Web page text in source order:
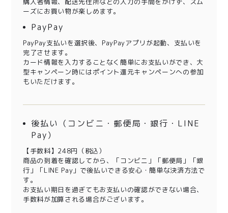
ーズにお買い物が楽しめます。
PayPay
PayPay支払いを選択後、PayPayアプリが起動、支払いを
完了させます。
カード情報を入力することなく簡単にお支払いができ、大
型キャンペーン時にはポイント還元キャンペーンへの参加
もいただけます。
後払い（コンビニ・郵便局・銀行・LINE
Pay）
【手数料】248円（税込）
商品の到着を確認してから、「コンビニ」「郵便局」「銀
行」「LINE Pay」で後払いできる安心・簡単な決済方法で
す。
お支払い期日を過ぎてもお支払いの確認ができない場合、
手数料が加算される場合がございます。